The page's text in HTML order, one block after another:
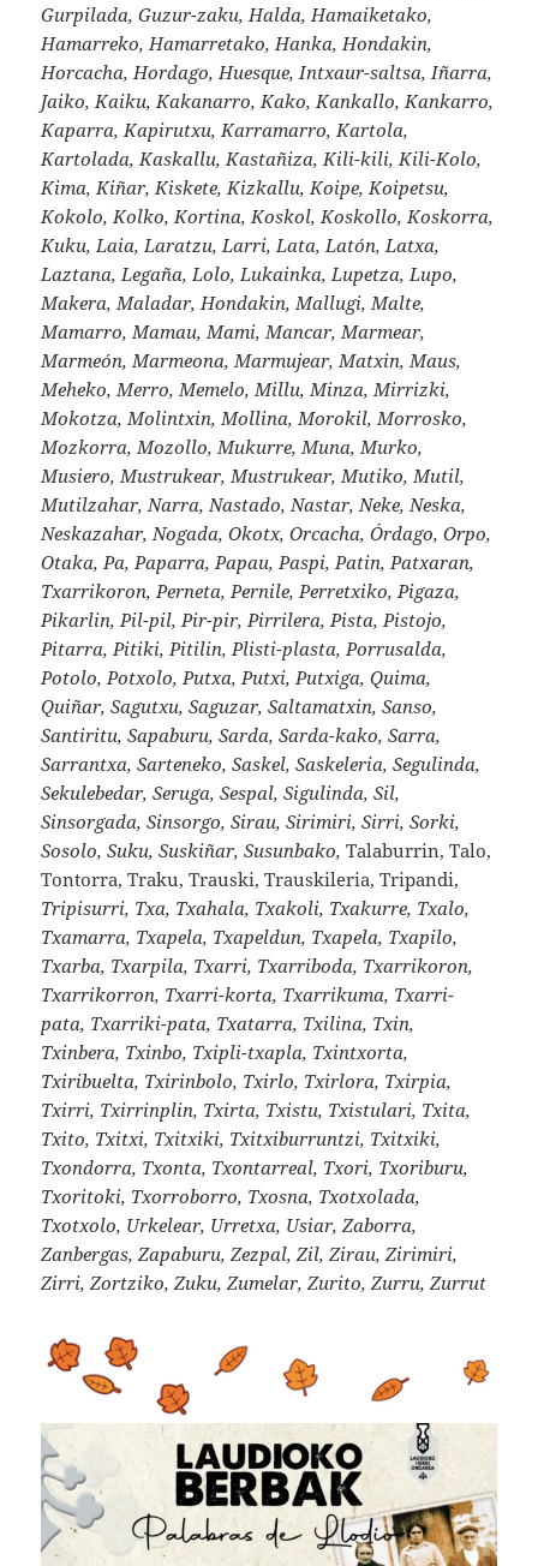
Gurpilada, Guzur-zaku, Halda, Hamaiketako,
Hamarreko, Hamarretako, Hanka, Hondakin,
Horcacha, Hordago, Huesque, Intxaur-saltsa, Iñarra,
Jaiko, Kaiku, Kakanarro, Kako, Kankallo, Kankarro,
Kaparra, Kapirutxu, Karramarro, Kartola,
Kartolada, Kaskallu, Kastañiza, Kili-kili, Kili-Kolo,
Kima, Kiñar, Kiskete, Kizkallu, Koipe, Koipetsu,
Kokolo, Kolko, Kortina, Koskol, Koskollo, Koskorra,
Kuku, Laia, Laratzu, Larri, Lata, Latón, Latxa,
Laztana, Legaña, Lolo, Lukainka, Lupetza, Lupo,
Makera, Maladar, Hondakin, Mallugi, Malte,
Mamarro, Mamau, Mami, Mancar, Marmear,
Marmeón, Marmeona, Marmujear, Matxin, Maus,
Meheko, Merro, Memelo, Millu, Minza, Mirrizki,
Mokotza, Molintxin, Mollina, Morokil, Morrosko,
Mozkorra, Mozollo, Mukurre, Muna, Murko,
Musiero, Mustrukear, Mustrukear, Mutiko, Mutil,
Mutilzahar, Narra, Nastado, Nastar, Neke, Neska,
Neskazahar, Nogada, Okotx, Orcacha, Órdago, Orpo,
Otaka, Pa, Paparra, Papau, Paspi, Patin, Patxaran,
Txarrikoron, Perneta, Pernile, Perretxiko, Pigaza,
Pikarlin, Pil-pil, Pir-pir, Pirrilera, Pista, Pistojo,
Pitarra, Pitiki, Pitilin, Plisti-plasta, Porrusalda,
Potolo, Potxolo, Putxa, Putxi, Putxiga, Quima,
Quiñar, Sagutxu, Saguzar, Saltamatxin, Sanso,
Santiritu, Sapaburu, Sarda, Sarda-kako, Sarra,
Sarrantxa, Sarteneko, Saskel, Saskeleria, Segulinda,
Sekulebedar, Seruga, Sespal, Sigulinda, Sil,
Sinsorgada, Sinsorgo, Sirau, Sirimiri, Sirri, Sorki,
Sosolo, Suku, Suskiñar, Susunbako, Talaburrin, Talo,
Tontorra, Traku, Trauski, Trauskileria, Tripandi,
Tripisurri, Txa, Txahala, Txakoli, Txakurre, Txalo,
Txamarra, Txapela, Txapeldun, Txapela, Txapilo,
Txarba, Txarpila, Txarri, Txarriboda, Txarrikoron,
Txarrikorron, Txarri-korta, Txarrikuma, Txarri-
pata, Txarriki-pata, Txatarra, Txilina, Txin,
Txinbera, Txinbo, Txipli-txapla, Txintxorta,
Txiribuelta, Txirinbolo, Txirlo, Txirlora, Txirpia,
Txirri, Txirrinplin, Txirta, Txistu, Txistulari, Txita,
Txito, Txitxi, Txitxiki, Txitxiburruntzi, Txitxiki,
Txondorra, Txonta, Txontarreal, Txori, Txoriburu,
Txoritoki, Txorroborro, Txosna, Txotxolada,
Txotxolo, Urkelear, Urretxa, Usiar, Zaborra,
Zanbergas, Zapaburu, Zezpal, Zil, Zirau, Zirimiri,
Zirri, Zortziko, Zuku, Zumelar, Zurito, Zurru, Zurrut